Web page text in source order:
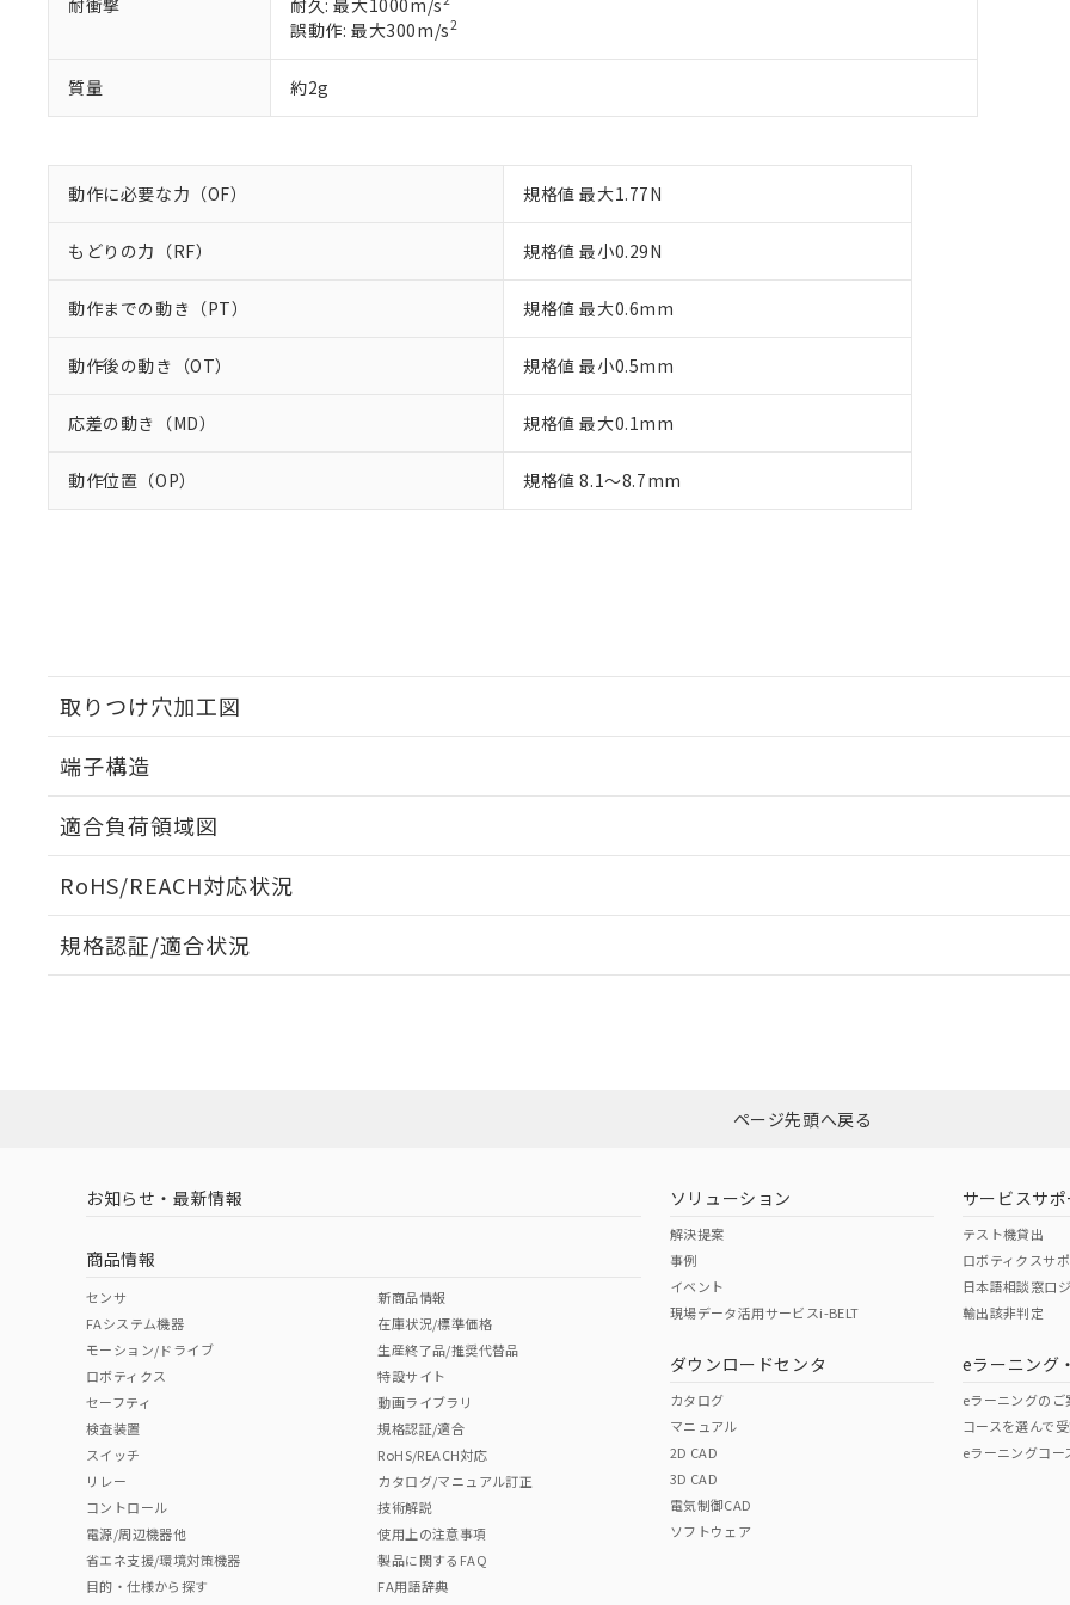
耐衝撃 耐久: 最大1000m/s
誤動作: 最大300m/s2
質量 約2g
動作に必要な力（OF） 規格値 最大1.77N
もどりの力（RF） 規格値 最小0.29N
動作までの動き（PT） 規格値 最大0.6mm
動作後の動き（OT） 規格値 最小0.5mm
応差の動き（MD） 規格値 最大0.1mm
動作位置（OP） 規格値 8.1～8.7mm
取りつけ穴加工図
端子構造
適合負荷領域図
RoHS/REACH対応状況
EU RoHS 注意事項・凡例
ダウンロードはこちら
中国 RoHS 注意事項・凡例
中国 RoHS表
Pb Hg Cr(VI)
"対応済み"や非含有の記載がされた商品であっても、流通在庫等で未対応品が混在する可能性があります。
非含有品が必要な際は、弊社営業部門もしくは販売店へお問い合わせください。
規格認証/適合状況
り割愛しております。
ページ先頭へ戻る
お知らせ・最新情報
商品情報
センサ
FAシステム機器
モーション/ドライブ
ロボティクス
セーフティ
検査装置
スイッチ
リレー
コントロール
電源/周辺機器他
省エネ支援/環境対策機器
目的・仕様から探す
新商品情報
在庫状況/標準価格
生産終了品/推奨代替品
特設サイト
動画ライブラリ
規格認証/適合
RoHS/REACH対応
カタログ/マニュアル訂正
技術解説
使用上の注意事項
製品に関するFAQ
FA用語辞典
ソリューション
解決提案
事例
イベント
現場データ活用サービスi-BELT
ダウンロードセンタ
カタログ
マニュアル
2D CAD
3D CAD
電気制御CAD
ソフトウェア
サービスサポ
テスト機貸出
ロボティクスサ
日本語相談窓口
輸出該非判定
eラーニング
eラーニングのご
コースを選んで
eラーニングコー